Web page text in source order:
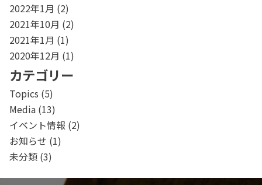
2022年1月 (2)
2021年10月 (2)
2021年1月 (1)
2020年12月 (1)
カテゴリー
Topics (5)
Media(13)
イベント情報 (2)
お知らせ (1)
未分類(3)